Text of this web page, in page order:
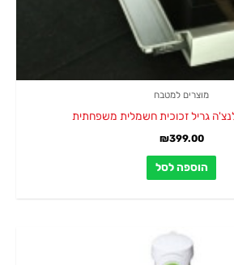
מוצרים למטבח
₪399.00
הוספה לסל